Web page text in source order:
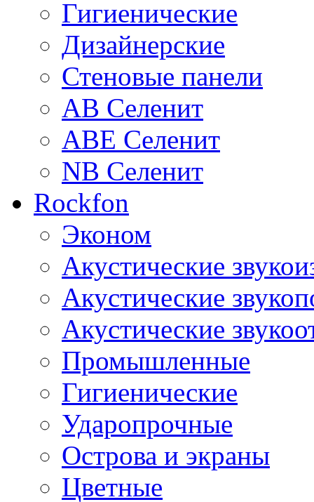
Гигиенические
Дизайнерские
Стеновые панели
AB Селенит
ABE Селенит
NB Селенит
Rockfon
Эконом
Акустические
Акустические
Акустические
Промышленные
Гигиенические
Ударопрочные
Острова и экраны
Цветные